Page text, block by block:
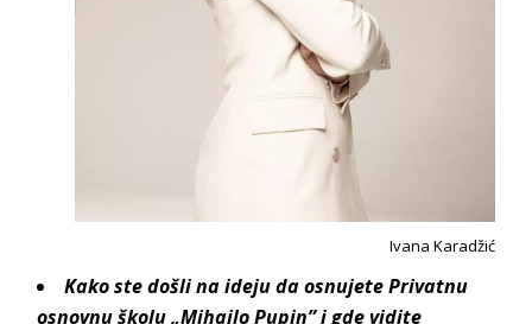
Ivana Karadžić
Kako ste došli na ideju da osnujete Privatnu
osnovnu školu „Mihajlo Pupin” i gde vidite